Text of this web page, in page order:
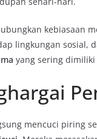
kebiasaan
lingkungan sosial,
yang sering
mencuci piring